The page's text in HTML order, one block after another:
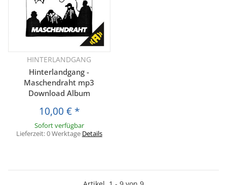
HINTERLANDGANG
Hinterlandgang -
Maschendraht mp3
Download Album
10,00 € *
Sofort verfügbar
Lieferzeit:0 Werktage Details